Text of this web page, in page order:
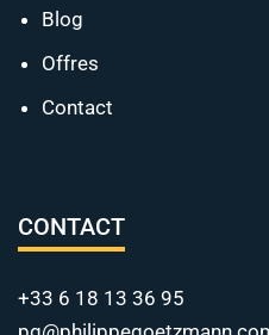
Blog
Offres
Contact
CONTACT
+33 6 18 13 36 95